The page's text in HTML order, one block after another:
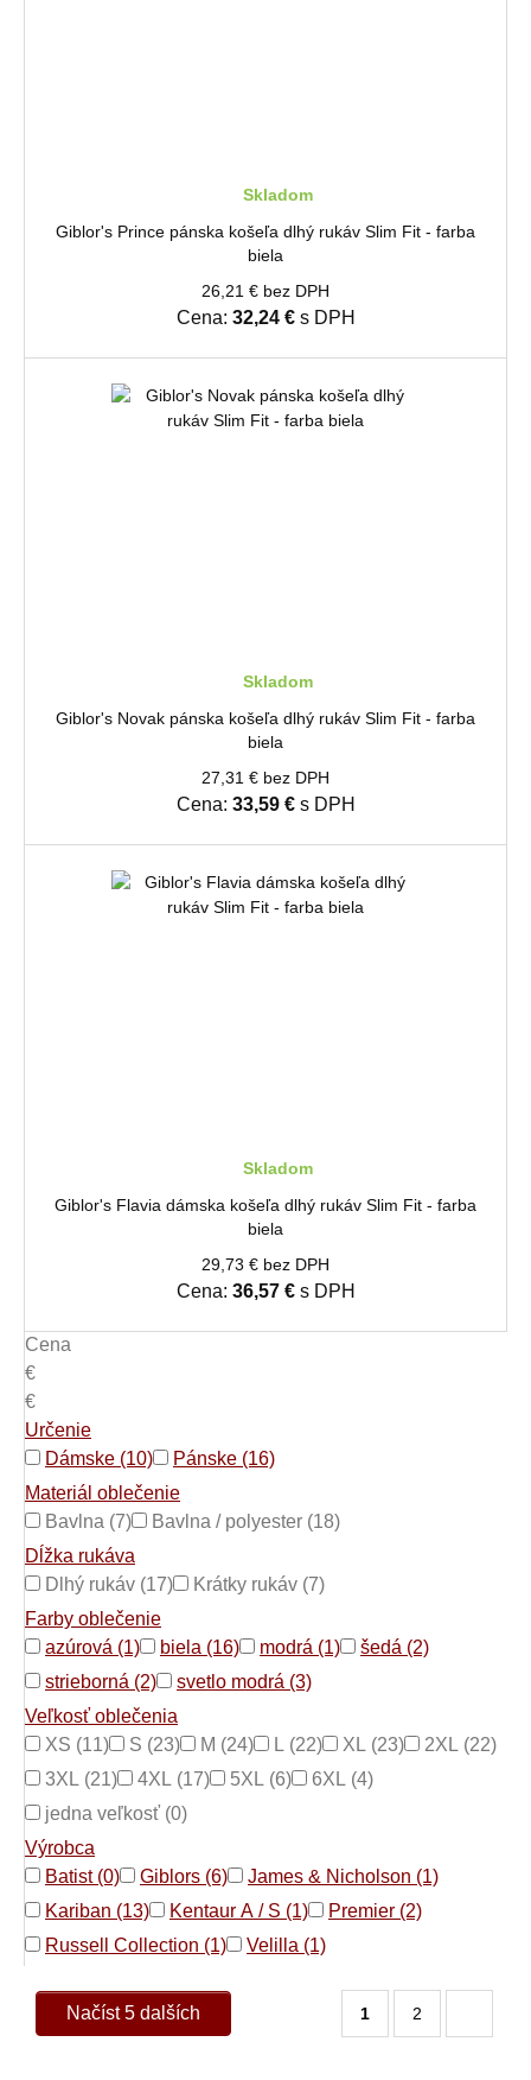
Skladom
Giblor's Prince pánska košeľa dlhý rukáv Slim Fit - farba
biela
26,21 € bez DPH
Cena: 32,24 €s DPH
Skladom
Giblor's Novak pánska košeľa dlhý rukáv Slim Fit - farba
biela
27,31 € bez DPH
Cena: 33,59 €s DPH
Skladom
Giblor's Flavia dámska košeľa dlhý rukáv Slim Fit - farba
biela
29,73 € bez DPH
Cena: 36,57 €s DPH
Cena
€
€
Určenie
Dámske (10)
Pánske (16)
Materiál oblečenie
Bavlna (7)
Bavlna / polyester (18)
Dĺžka rukáva
Dlhý rukáv (17)
Krátky rukáv (7)
Farby oblečenie
azúrová (1)
biela (16) modrá (1)
šedá (2)
strieborná (2)
svetlo modrá (3)
Veľkosť oblečenia
XS (11)
S (23) M (24) L (22) XL (23)
2XL (22)
3XL (21)
4XL (17) 5XL (6)
6XL (4)
jedna veľkosť (0)
Výrobca
Batist (0)
Giblors (6)
James & Nicholson (1)
Kariban (13)
Kentaur A / S (1)
Premier (2)
Russell Collection (1)
Velilla (1)
Načíst 5 dalších 1 2